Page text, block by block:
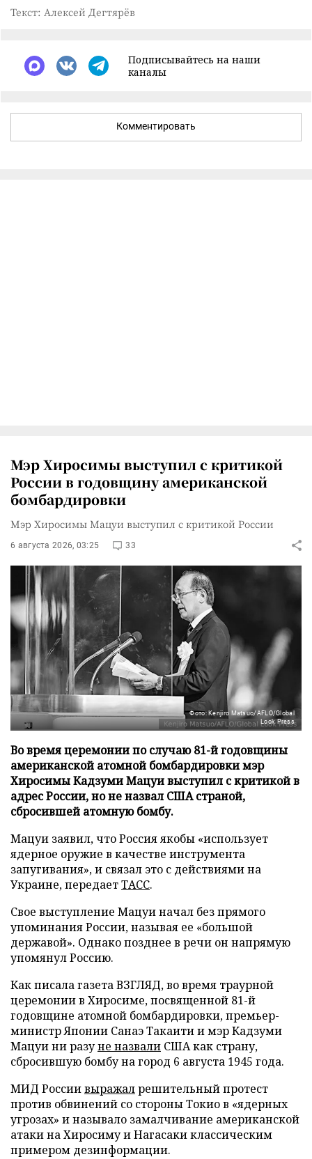
Текст: Алексей Дегтярёв
Подписывайтесь на наши
каналы
Комментировать
Мэр Хиросимы выступил с критикой
России в годовщину американской
бомбардировки
Мэр Хиросимы Мацуи выступил с критикой России
6 августа 2026, 03:25 33
Фото: Kenjiro Matsuo/AFLO/Global
Look Press
Во время церемонии по случаю 81-й годовщины
американской атомной бомбардировки мэр
Хиросимы Кадзуми Мацуи выступил с критикой в
адрес России, но не назвал США страной,
сбросившей атомную бомбу.
Мацуи заявил, что Россия якобы «использует
ядерное оружие в качестве инструмента
запугивания», и связал это с действиями на
Украине, передаетТАСС.
Свое выступление Мацуи начал без прямого
упоминания России, называя ее «большой
державой». Однако позднее в речи он напрямую
упомянул Россию.
Как писала газета ВЗГЛЯД, во время траурной
церемонии в Хиросиме, посвященной 81-й
годовщине атомной бомбардировки, премьер-
министр Японии Санаэ Такаити и мэр Кадзуми
Мацуи ни разуне назвали США как страну,
сбросившую бомбу на город 6 августа 1945 года.
МИД Россиивыражалрешительный протест
против обвинений со стороны Токио в «ядерных
угрозах» и называло замалчивание американской
атаки на Хиросиму и Нагасаки классическим
примером дезинформации.